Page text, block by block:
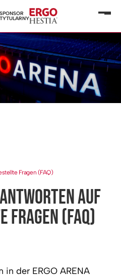
SPONSOR
TYTULARNY
Fragen (FAQ)
AUF
FRAGEN (FAQ)
in der ERGO ARENA